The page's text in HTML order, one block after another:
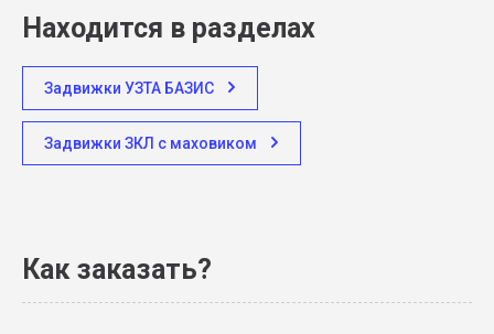
Находится в разделах
Задвижки УЗТА БАЗИС
Задвижки ЗКЛ с маховиком
Как заказать?